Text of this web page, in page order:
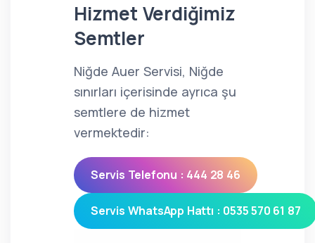
Hizmet Verdiğimiz
Semtler
Niğde Auer Servisi, Niğde
sınırları içerisinde ayrıca şu
semtlere de hizmet
vermektedir:
Servis Telefonu : 444 28 46
Servis WhatsApp Hattı : 0535 570 61 87